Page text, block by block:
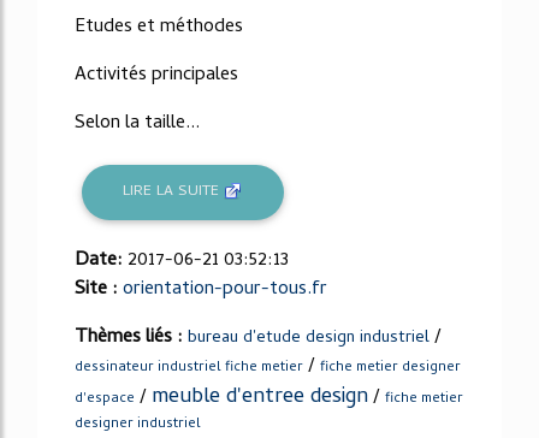
Etudes et méthodes
Activités principales
Selon la taille...
LIRE LA SUITE
Date: 2017-06-21 03:52:13
Site :orientation-pour-tous.fr
Thèmes liés : bureau d'etude design industriel/
dessinateur industriel fiche metier / fiche metier designer
d'espace /meuble d'entree design/ fiche metier
designer industriel